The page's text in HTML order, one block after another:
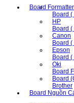
Board
Board
HP
Board
Canon
Board
Epson
Board
Oki
Board
Board
Brother
Board Nguồn